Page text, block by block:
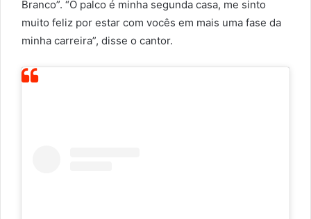
Branco”. “O palco é minha segunda casa, me sinto
muito feliz por estar com vocês em mais uma fase da
minha carreira”, disse o cantor.